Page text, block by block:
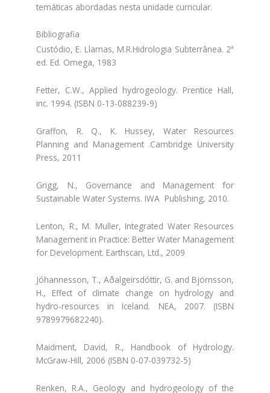
temáticas abordadas nesta unidade curricular.
Bibliografia
Custódio, E. Llamas, M.R.Hidrologia Subterrânea. 2ª
ed. Ed. Omega, 1983
Fetter, C.W., Applied hydrogeology. Prentice Hall,
inc. 1994. (ISBN 0-13-088239-9)
Graffon, R. Q., K. Hussey, Water Resources
Planning and Management .Cambridge University
Press, 2011
Grigg, N., Governance and Management for
Sustainable Water Systems. IWA Publishing, 2010.
Lenton, R., M. Muller, Integrated Water Resources
Management in Practice: Better Water Management
for Development. Earthscan, Ltd., 2009
Jóhannesson, T., Aðalgeirsdóttir, G. and Björnsson,
H., Effect of climate change on hydrology and
hydro-resources in Iceland. NEA, 2007. (ISBN
9789979682240).
Maidment, David, R., Handbook of Hydrology.
McGraw-Hill, 2006 (ISBN 0-07-039732-5)
Renken, R.A., Geology and hydrogeology of the